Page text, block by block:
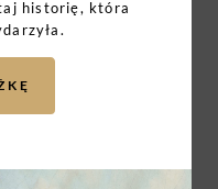
historię, która